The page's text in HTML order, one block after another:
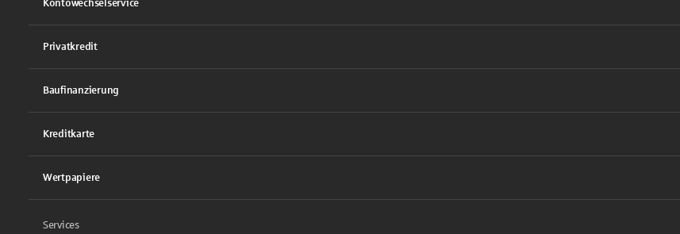
Kontowechselservice
Privatkredit
Baufinanzierung
Kreditkarte
Wertpapiere
Services